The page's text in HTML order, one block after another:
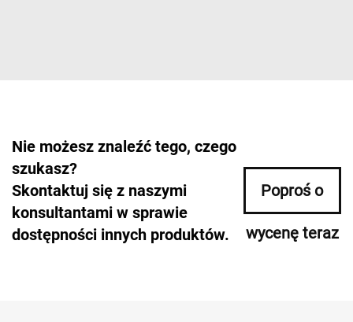
Nie możesz znaleźć tego, czego
szukasz?
Skontaktuj się z naszymi
konsultantami w sprawie
dostępności innych produktów.
Poproś o
wycenę teraz